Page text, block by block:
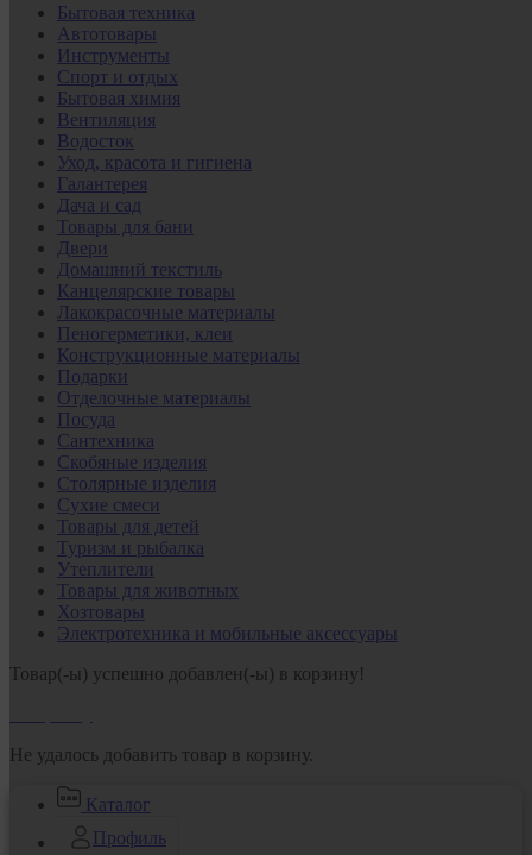
Бытовая техника
Автотовары
Инструменты
Спорт и отдых
Бытовая химия
Вентиляция
Водосток
Уход, красота и гигиена
Галантерея
Дача и сад
Товары для бани
Двери
Домашний текстиль
Канцелярские товары
Лакокрасочные материалы
Пеногерметики, клеи
Конструкционные материалы
Подарки
Отделочные материалы
Посуда
Сантехника
Скобяные изделия
Столярные изделия
Сухие смеси
Товары для детей
Туризм и рыбалка
Утеплители
Товары для животных
Хозтовары
Электротехника и мобильные аксессуары
Товар(-ы) успешно добавлен(-ы) в корзину!
Не удалось добавить товар в корзину.
Каталог
Профиль